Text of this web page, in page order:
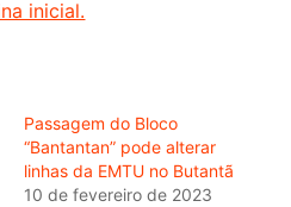
Passagem do Bloco
“Bantantan” pode alterar
linhas da EMTU no Butantã
10 de fevereiro de 2023